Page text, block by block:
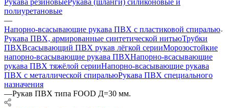
Рукава резиновыеРукава (шланги) силиконовые и
полиуретановые
—
Напорно-всасывающие рукава ПВХ с пластиковой спиралью
Рукава ПВХ, армированные синтетической нитьюТрубки
ПВХВсасывающий ПВХ рукав лёгкой серииМорозостойкие
напорно-всасывающие рукава ПВХНапорно-всасывающие
рукава ПВХ тяжёлой серииНапорно-всасывающие рукава
ПВХ с металлической спиральюРукава ПВХ специального
назначения
—Рукав ПВХ типа FOOD Д=30 мм.